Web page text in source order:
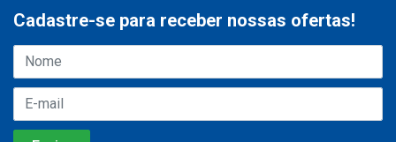
Cadastre-se para receber nossas ofertas!